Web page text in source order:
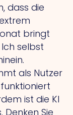
dass die
bringt
selbst
als Nutzer
ist die KI
Denken Sie